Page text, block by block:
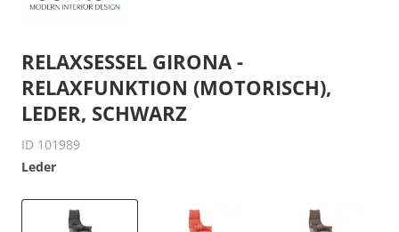
RELAXSESSEL GIRONA -
RELAXFUNKTION (MOTORISCH),
LEDER, SCHWARZ
ID 101989
Leder